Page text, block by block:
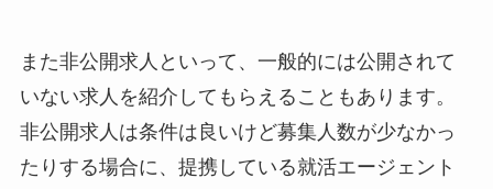
また非公開求人といって、一般的には公開されて
いない求人を紹介してもらえることもあります。
非公開求人は条件は良いけど募集人数が少なかっ
たりする場合に、提携している就活エージェント